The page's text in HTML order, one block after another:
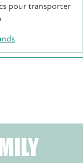
pour transporter